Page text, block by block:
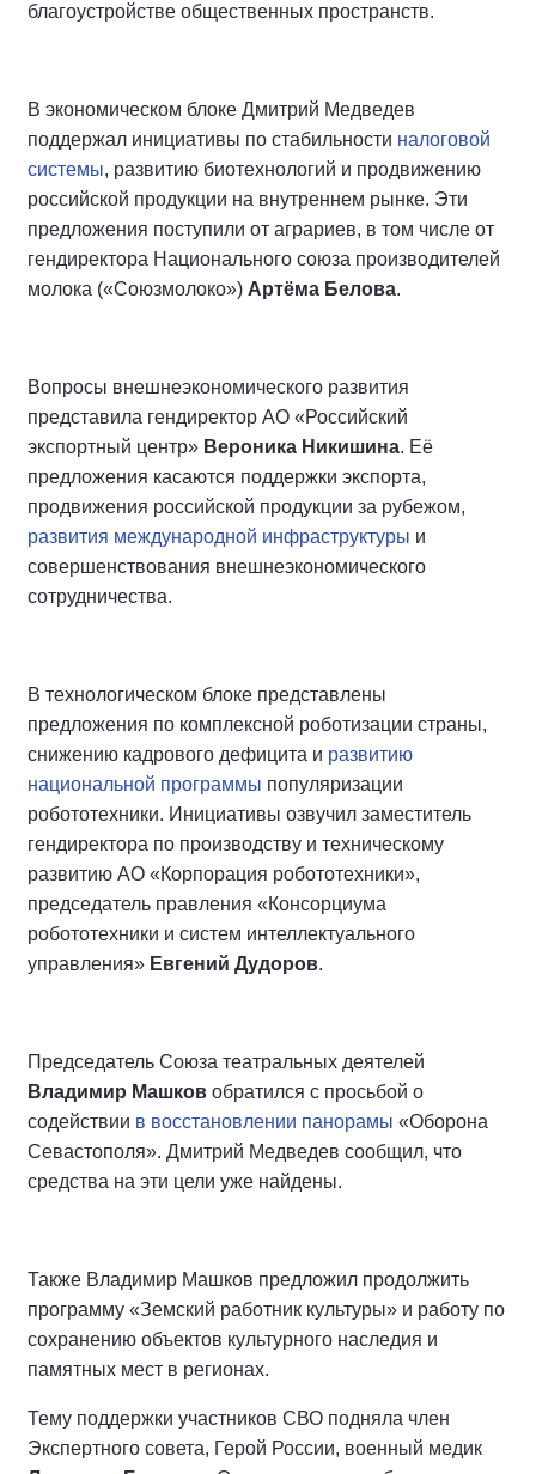
благоустройстве общественных пространств.
В экономическом блоке Дмитрий Медведев
поддержал инициативы по стабильности налоговой
системы, развитию биотехнологий и продвижению
российской продукции на внутреннем рынке. Эти
предложения поступили от аграриев, в том числе от
гендиректора Национального союза производителей
молока («Союзмолоко») Артёма Белова.
Вопросы внешнеэкономического развития
представила гендиректор АО «Российский
экспортный центр» Вероника Никишина. Её
предложения касаются поддержки экспорта,
продвижения российской продукции за рубежом,
развития международной инфраструктуры и
совершенствования внешнеэкономического
сотрудничества.
В технологическом блоке представлены
предложения по комплексной роботизации страны,
снижению кадрового дефицита и развитию
национальной программы популяризации
робототехники. Инициативы озвучил заместитель
гендиректора по производству и техническому
развитию АО «Корпорация робототехники»,
председатель правления «Консорциума
робототехники и систем интеллектуального
управления» Евгений Дудоров.
Председатель Союза театральных деятелей
Владимир Машков обратился с просьбой о
содействии в восстановлении панорамы «Оборона
Севастополя». Дмитрий Медведев сообщил, что
средства на эти цели уже найдены.
Также Владимир Машков предложил продолжить
программу «Земский работник культуры» и работу по
сохранению объектов культурного наследия и
памятных мест в регионах.
Тему поддержки участников СВО подняла член
Экспертного совета, Герой России, военный медик